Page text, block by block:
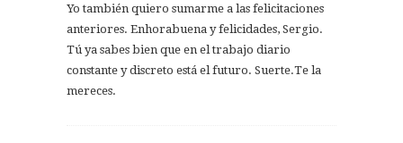
Yo también quiero sumarme a las felicitaciones
anteriores. Enhorabuena y felicidades, Sergio.
Tú ya sabes bien que en el trabajo diario
constante y discreto está el futuro. Suerte.Te la
mereces.